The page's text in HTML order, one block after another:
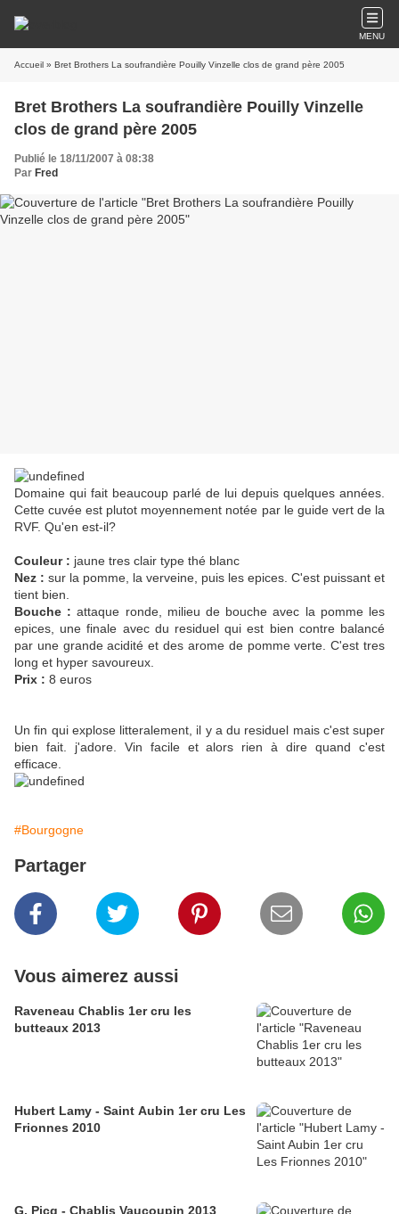
MENU
Accueil » Bret Brothers La soufrandière Pouilly Vinzelle clos de grand père 2005
Bret Brothers La soufrandière Pouilly Vinzelle
clos de grand père 2005
Publié le 18/11/2007 à 08:38
Par Fred
Domaine qui fait beaucoup parlé de lui depuis quelques années.
Cette cuvée est plutot moyennement notée par le guide vert de la
RVF. Qu'en est-il?
Couleur : jaune tres clair type thé blanc
Nez : sur la pomme, la verveine, puis les epices. C'est puissant et
tient bien.
Bouche : attaque ronde, milieu de bouche avec la pomme les
epices, une finale avec du residuel qui est bien contre balancé
par une grande acidité et des arome de pomme verte. C'est tres
long et hyper savoureux.
Prix : 8 euros
Un fin qui explose litteralement, il y a du residuel mais c'est super
bien fait. j'adore. Vin facile et alors rien à dire quand c'est
efficace.
#Bourgogne
Partager
Vous aimerez aussi
Raveneau Chablis 1er cru les
butteaux 2013
Hubert Lamy - Saint Aubin 1er cru Les
Frionnes 2010
G. Picq - Chablis Vaucoupin 2013